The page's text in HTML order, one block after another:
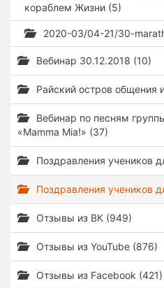
кораблем Жизни (5)
2020-03/04-21/30-
Вебинар 30.12.2018 (10)
Райский остров
Вебинар по песням
«Mamma Mia!» (37)
Поздравления учеников
Поздравления учеников
Отзывы из ВК (949)
Отзывы из YouTube (876)
Отзывы из Facebook (421)